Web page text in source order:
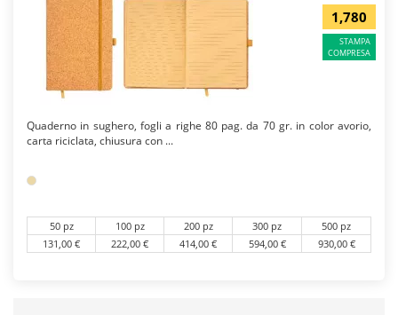
1,780
STAMPA
COMPRESA
Quaderno in sughero, fogli a righe 80 pag. da 70 gr. in color avorio,
carta riciclata, chiusura con ...
50 pz 100 pz 200 pz 300 pz
500 pz
131,00 €
222,00 € 414,00 € 594,00 € 930,00 €